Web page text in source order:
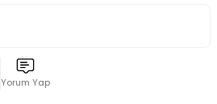
Yorum Yap